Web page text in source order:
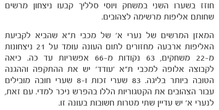
חוזז בשערו השני במשחק ויוסי סלליך קבעו ניצחון מרשים
שחותם אליפות מרשימה לצהובים.
המאזן המרשים של נערי א' של מכבי ת"א שהביא לקביעת
האליפות ארבעה מחזורים לתום העונה עומד על 21 ניצחונות
מ-22 משחקים, 63 נקודות מ-66 אפשריות עד כה. כיאה
לקבוצה אלופה למכבי ת"א 'עודד' יש את ההתקפה וההגנה
הטובה ביותר בליגה. 83 שערי זכות ו-8 שערי חובה מובילים
עבור הצהובים את הקטגוריות הללו בהפרש ניכר למדי. עם זאת,
לנערי א' יש עדיין שתי מטרות חשובות בעונה זו.